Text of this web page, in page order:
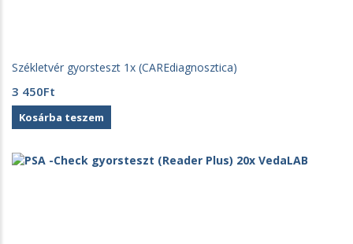
Székletvér gyorsteszt 1x (CAREdiagnosztica)
3 450Ft
Kosárba teszem